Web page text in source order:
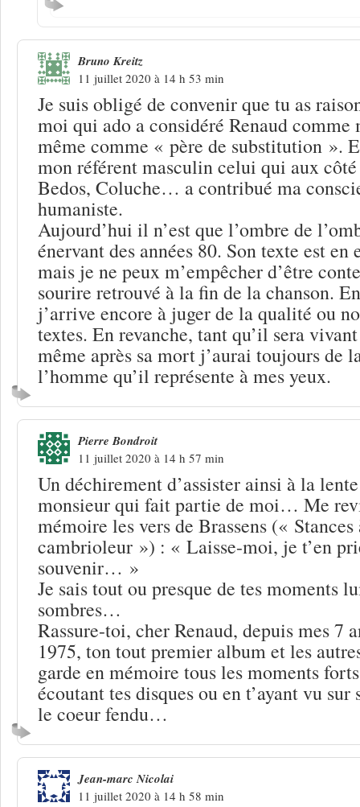
Bruno Kreitz
11 juillet 2020 à 14 h 53 min
Je suis obligé de convenir que tu as
moi qui ado a considéré Renaud comme
même comme « père de substitution ».
mon référent masculin celui qui aux côté
Bedos, Coluche… a contribué ma
humaniste.
Aujourd’hui il n’est que l’ombre de
énervant des années 80. Son texte est
mais je ne peux m’empêcher d’être
sourire retrouvé à la fin de la chanson.
j’arrive encore à juger de la qualité ou
textes. En revanche, tant qu’il sera
même après sa mort j’aurai toujours de
l’homme qu’il représente à mes yeux.
Pierre Bondroit
11 juillet 2020 à 14 h 57 min
Un déchirement d’assister ainsi à la
monsieur qui fait partie de moi… Me
mémoire les vers de Brassens (« Stances
cambrioleur ») : « Laisse-moi, je t’en
souvenir… »
Je sais tout ou presque de tes moments
sombres…
Rassure-toi, cher Renaud, depuis mes 7
1975, ton tout premier album et les
garde en mémoire tous les moments
écoutant tes disques ou en t’ayant vu
le coeur fendu…
Jean-marc Nicolai
11 juillet 2020 à 14 h 58 min